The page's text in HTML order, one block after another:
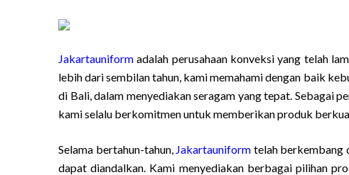
Jakartauniform adalah perusahaan konveksi yang telah
lebih dari sembilan tahun, kami memahami dengan baik
di Bali, dalam menyediakan seragam yang tepat. Sebagai
kami selalu berkomitmen untuk memberikan produk
Selama bertahun-tahun, Jakartauniform telah berkembang
dapat diandalkan. Kami menyediakan berbagai pilihan